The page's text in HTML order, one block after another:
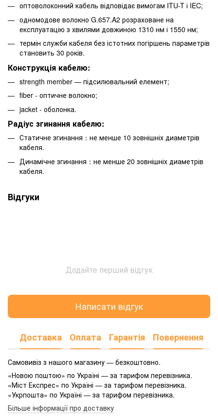
оптоволоконний кабель відповідає вимогам ITU-T і IEC;
одномодове волокно G.657.A2 розраховане на
експлуатацію з хвилями довжиною 1310 нм і 1550 нм;
термін служби кабеля без істотних погіршень параметрів
становить 30 років.
Конструкція кабелю:
strength member — підсилювальний елемент;
fiber - оптичне волокно;
jacket - оболонка.
Радіус згинання кабелю:
Статичне згинання：не менше 10 зовнішніх диаметрів
кабеля.
Динамічне згинання：не менше 20 зовнішніх диаметрів
кабеля.
Відгуки
Додайте перший відгук
Написати відгук
Доставка Оплата Гарантія Повернення
Самовивіз з нашого магазину — безкоштовно.
«Новою поштою» по Україні — за тарифом перевізника.
«Міст Експрес» по Україні — за тарифом перевізника.
«Укрпошта» по Україні — за тарифом перевізника.
Більше інформації про доставку